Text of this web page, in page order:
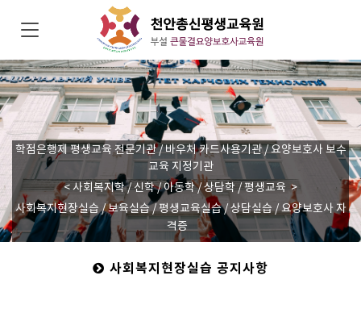
학점은행제 평생교육 전문기관 / 바우처 카드사용기관 / 요양보호사 보수
교육 지정기관
< 사회복지학 / 신학 / 아동학 / 상담학 / 평생교육 >
사회복지현장실습 / 보육실습 / 평생교육실습 / 상담실습 / 요양보호사 자
격증
사회복지현장실습 공지사항